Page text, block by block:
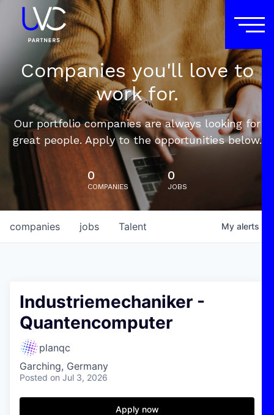
Companies you'll love to
work for.
Our portfolio companies are always looking for
great people. Apply to the opportunities below.
0
COMPANIES
0
JOBS
jobs
companies Talent My alerts
Industriemechaniker -
Quantencomputer
planqc
Garching, Germany
Posted on Jul 3, 2026
Apply now